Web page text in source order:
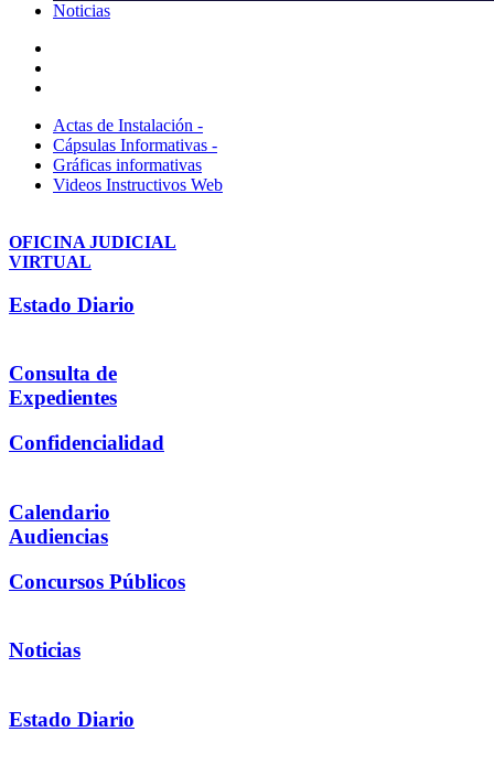
Noticias
Actas de Instalación -
Cápsulas Informativas -
Gráficas informativas
Videos Instructivos Web
OFICINA JUDICIAL
VIRTUAL
Estado Diario
Consulta de
Expedientes
Confidencialidad
Calendario
Audiencias
Concursos Públicos
Noticias
Estado Diario